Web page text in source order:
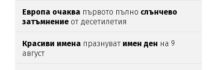
Европа очаква първото пълно слънчево
затъмнение от десетилетия
Красиви имена празнуват имен ден на 9
август